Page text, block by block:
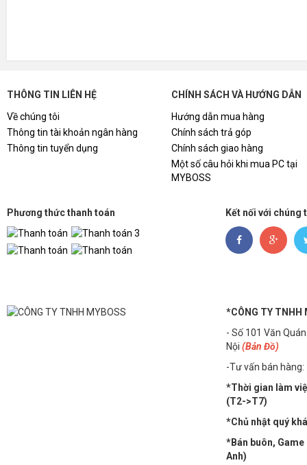
THÔNG TIN LIÊN HỆ
Về chúng tôi
Thông tin tài khoản ngân hàng
Thông tin tuyển dụng
CHÍNH SÁCH VÀ HƯỚNG DẪN
Hướng dẫn mua hàng
Chính sách trả góp
Chính sách giao hàng
Một số câu hỏi khi mua PC tại
MYBOSS
Phương thức thanh toán Kết nối với chúng
*CÔNG TY TNHH
- Số 101 Văn
Nội (Bản Đồ)
-Tư vấn bán hàng:
*Thời gian làm
(T2->T7)
*Chủ nhật quý
*Bán buôn, Game
Anh)